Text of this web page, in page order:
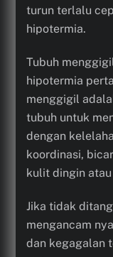
turun terlalu
hipotermia.
Tubuh
hipotermia
menggigil
tubuh untuk
dengan
koordinasi,
kulit dingin
Jika tidak
mengancam
dan kegagalan